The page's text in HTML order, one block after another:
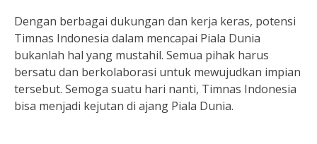
Dengan berbagai dukungan dan kerja keras, potensi
Timnas Indonesia dalam mencapai Piala Dunia
bukanlah hal yang mustahil. Semua pihak harus
bersatu dan berkolaborasi untuk mewujudkan impian
tersebut. Semoga suatu hari nanti, Timnas Indonesia
bisa menjadi kejutan di ajang Piala Dunia.